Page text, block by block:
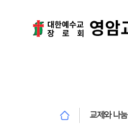
교제와 나눔